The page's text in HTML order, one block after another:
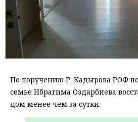
По поручению Р. Кадырова РОФ
семье Ибрагима Оздарбиева
дом менее чем за сутки.